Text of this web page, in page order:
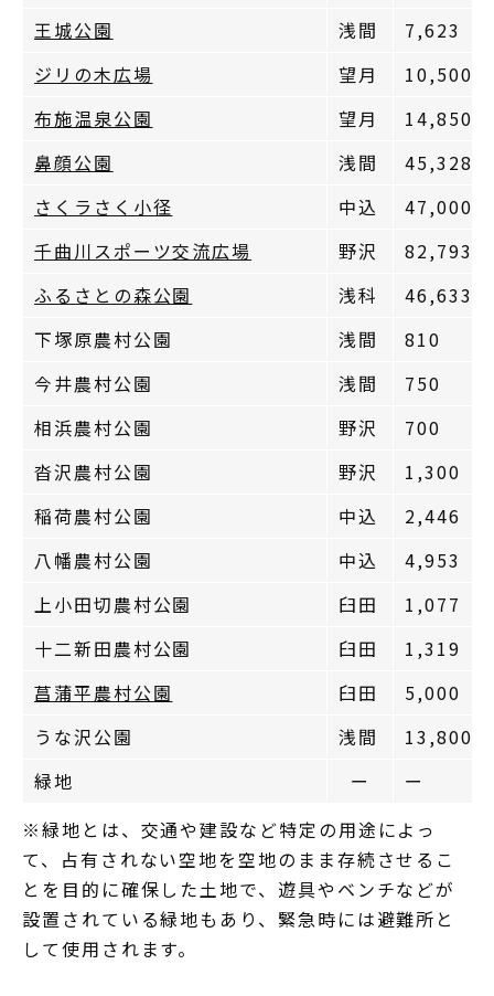
王城公園
浅間
7,623
ジリの木広場
望月
10,500
布施温泉公園
望月
14,850
鼻顔公園
浅間
45,328
さくラさく小径
中込
47,000
千曲川スポーツ交流広場
野沢
82,793
ふるさとの森公園
浅科
46,633
下塚原農村公園
浅間
810
今井農村公園
浅間
750
相浜農村公園
野沢
700
沓沢農村公園
野沢
1,300
稲荷農村公園
中込
2,446
八幡農村公園
中込
4,953
上小田切農村公園
臼田
1,077
十二新田農村公園
臼田
1,319
菖蒲平農村公園
臼田
5,000
うな沢公園
浅間
13,800
緑地
ー
ー
※緑地とは、交通や建設など特定の用途によっ
て、占有されない空地を空地のまま存続させるこ
とを目的に確保した土地で、遊具やベンチなどが
設置されている緑地もあり、緊急時には避難所と
して使用されます。